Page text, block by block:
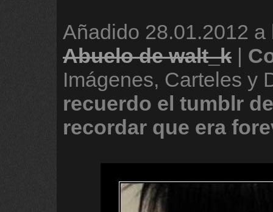
Añadido 28.01.2012 a
Abuelo de walt_k |
Imágenes, Carteles y
recuerdo el tumblr
recordar que era